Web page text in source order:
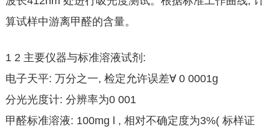
算试样中游离甲醛的含量。
1 2 主要仪器与标准溶液试剂:
电子天平: 万分之一, 检定允许误差∀ 0 0001g
分光光度计: 分辨率为0 001
甲醛标准溶液: 100mg l , 相对不确定度为3%( 标样证